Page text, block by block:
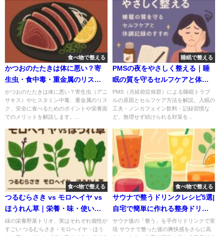
食べ物で整える
かつおのたたきは体に悪い？寄
生虫・食中毒・重金属のリスク
と安全に食べる方法
かつおのたたきは体に悪い？寄生虫（アニ
サキス）やヒスタミン中毒、重金属のリス
ク、安全に食べるためのポイントや栄養面
でのメリットを解説します。...
睡眠で整える
PMSの夜をやさしく整える｜睡
眠の質を守るセルフケアと体調
記録のすすめ
PMS（月経前症候群）による睡眠トラブ
ルの原因とセルフケア方法を解説。入眠の
工夫・ノンカフェイン飲料・記録習慣な
ど、無理せず続けられる対策を...
食べ物で整える
つるむらさき vs モロヘイヤ vs
ほうれん草｜栄養・味・使い方
を徹底比較！
緑の栄養野菜トリオ、実はそれぞれ個性が
すごい つるむらさき・モロヘイヤ・ほう
食べ物で整える
サウナで整うドリンクレシピ5選|
自宅で簡単に作れる整身ドリン
ク
サウナ後の「整う」を手作りドリンクで実
現 サウナで整った後の爽快感をさらに高